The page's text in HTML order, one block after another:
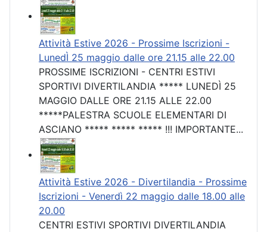
Attività Estive 2026 - Prossime Iscrizioni -
LunedÌ 25 maggio dalle ore 21.15 alle 22.00
PROSSIME ISCRIZIONI - CENTRI ESTIVI
SPORTIVI DIVERTILANDIA ***** LUNEDÌ 25
MAGGIO DALLE ORE 21.15 ALLE 22.00
*****PALESTRA SCUOLE ELEMENTARI DI
ASCIANO ***** ***** ***** !!! IMPORTANTE...
Attività Estive 2026 - Divertilandia - Prossime
Iscrizioni - Venerdì 22 maggio dalle 18.00 alle
20.00
CENTRI ESTIVI SPORTIVI DIVERTILANDIA